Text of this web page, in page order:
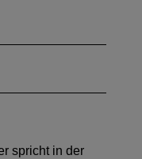
spricht in der